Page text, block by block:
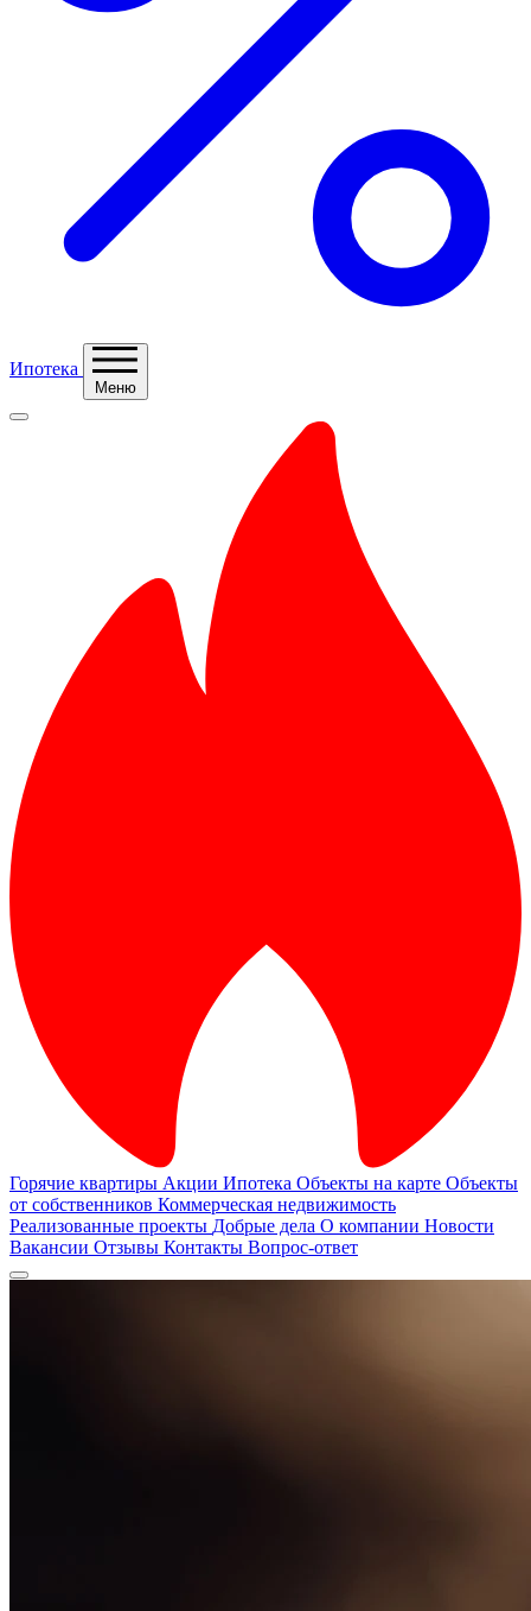
Ипотека
Меню
Горячие квартиры Акции Ипотека Объекты на карте Объекты
от собственников Коммерческая недвижимость
Реализованные проекты Добрые дела О компании Новости
Вакансии Отзывы Контакты Вопрос-ответ